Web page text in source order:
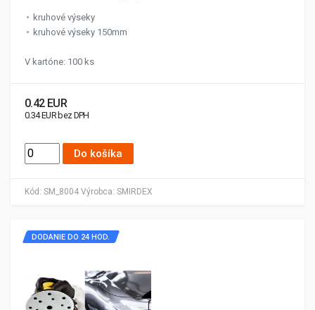
Kód: SM_8004 Výrobca: SMIRDEX
kruhové výseky
kruhové výseky 150mm
V kartóne: 100 ks
0.42 EUR
0.34 EUR bez DPH
Do košíka
DODANIE DO 24 HOD.